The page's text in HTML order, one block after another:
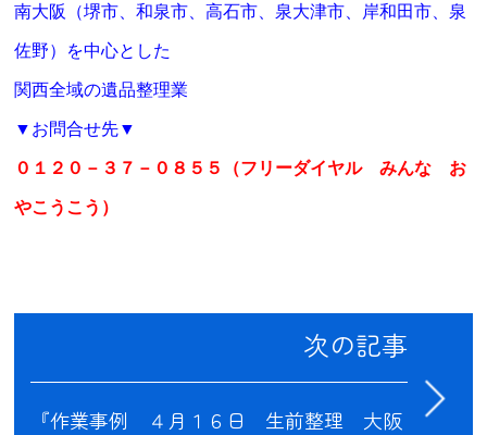
南大阪（堺市、和泉市、高石市、泉大津市、岸和田市、泉
佐野）を中心とした
関西全域の遺品整理業
▼ お問合せ先▼
０１２０－３７－０８５５ （フリーダイヤル みんな お
やこうこう）
次の記事
『作業事例 ４月１６日 生前整理 大阪